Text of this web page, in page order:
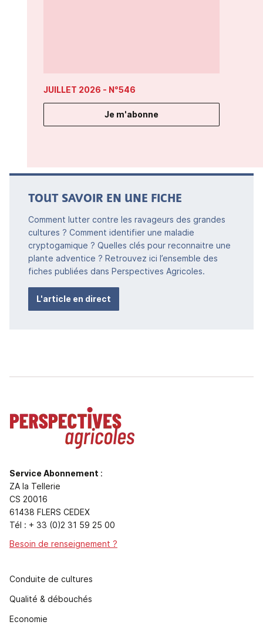
JUILLET 2026 - N°546
Je m'abonne
TOUT SAVOIR EN UNE FICHE
Comment lutter contre les ravageurs des grandes
cultures ? Comment identifier une maladie
cryptogamique ? Quelles clés pour reconnaitre une
plante adventice ? Retrouvez ici l’ensemble des
fiches publiées dans Perspectives Agricoles.
L'article en direct
Service Abonnement :
ZA la Tellerie
CS 20016
61438 FLERS CEDEX
Tél : + 33 (0)2 31 59 25 00
Besoin de renseignement ?
Conduite de cultures
Qualité & débouchés
Economie